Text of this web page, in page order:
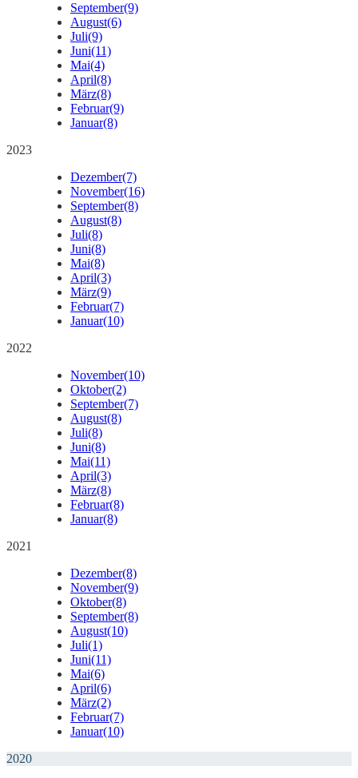
September(9)
August(6)
Juli(9)
Juni(11)
Mai(4)
April(8)
März(8)
Februar(9)
Januar(8)
2023
Dezember(7)
November(16)
September(8)
August(8)
Juli(8)
Juni(8)
Mai(8)
April(3)
März(9)
Februar(7)
Januar(10)
2022
November(10)
Oktober(2)
September(7)
August(8)
Juli(8)
Juni(8)
Mai(11)
April(3)
März(8)
Februar(8)
Januar(8)
2021
Dezember(8)
November(9)
Oktober(8)
September(8)
August(10)
Juli(1)
Juni(11)
Mai(6)
April(6)
März(2)
Februar(7)
Januar(10)
2020